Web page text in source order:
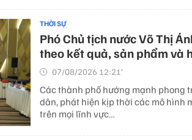
THỜI SỰ
Phó Chủ tịch nước Võ Thị
theo kết quả, sản phẩm và
07/08/2026 12:21’
Các thành phố hướng mạnh phong
dân, phát hiện kịp thời các mô hình
trên mọi lĩnh vực…